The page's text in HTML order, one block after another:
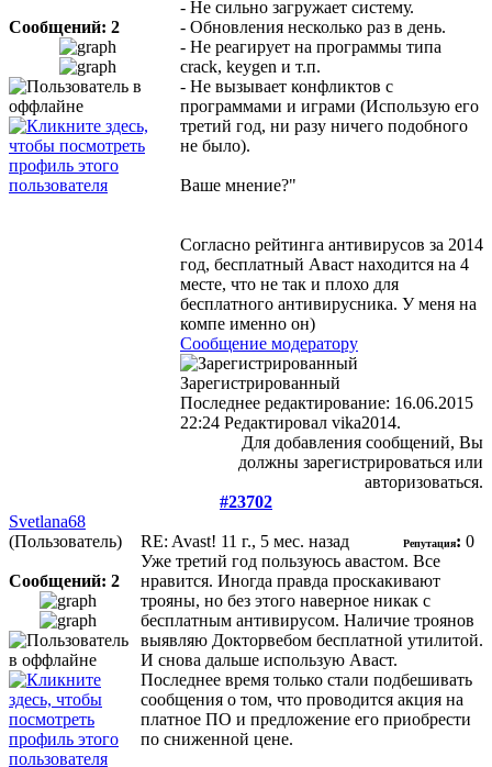
Сообщений: 2
- Не сильно загружает систему.
- Обновления несколько раз в день.
- Не реагирует на программы типа
crack, keygen и т.п.
- Не вызывает конфликтов с
программами и играми (Использую его
третий год, ни разу ничего подобного
не было).
Ваше мнение?"
Согласно рейтинга антивирусов за 2014
год, бесплатный Аваст находится на 4
месте, что не так и плохо для
бесплатного антивирусника. У меня на
компе именно он)
Сообщение модератору
Зарегистрированный
Последнее редактирование: 16.06.2015
22:24 Редактировал vika2014.
Для добавления сообщений, Вы
должны зарегистрироваться или
авторизоваться.
#23702
Svetlana68
(Пользователь)
Сообщений: 2
RE: Avast! 11 г., 5 мес. назад Репутация: 0
Уже третий год пользуюсь авастом. Все
нравится. Иногда правда проскакивают
трояны, но без этого наверное никак с
бесплатным антивирусом. Наличие троянов
выявляю Докторвебом бесплатной утилитой.
И снова дальше использую Аваст.
Последнее время только стали подбешивать
сообщения о том, что проводится акция на
платное ПО и предложение его приобрести
по сниженной цене.